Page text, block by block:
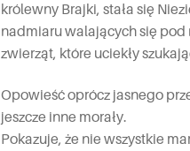
królewny Brajki, stała się
nadmiaru walających się
zwierząt, które uciekły
Opowieść oprócz jasnego
jeszcze inne morały.
Pokazuje, że nie wszystkie